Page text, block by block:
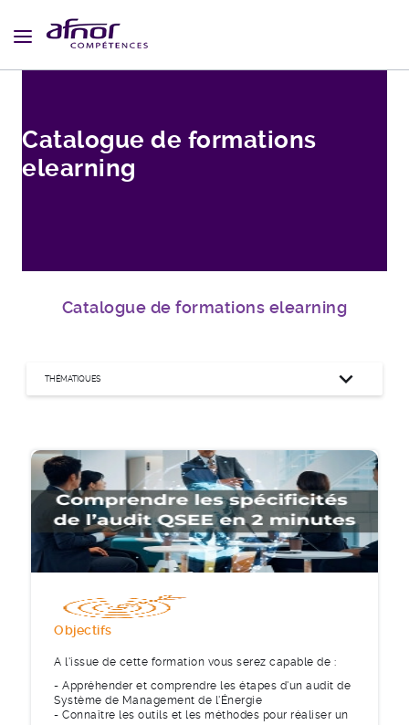
Catalogue de formations
elearning
Catalogue de formations elearning
THÉMATIQUES expand_more
Objectifs
A l'issue de cette formation vous serez capable de :
- Appréhender et comprendre les étapes d'un audit de
Système de Management de l'Énergie
- Connaître les outils et les méthodes pour réaliser un